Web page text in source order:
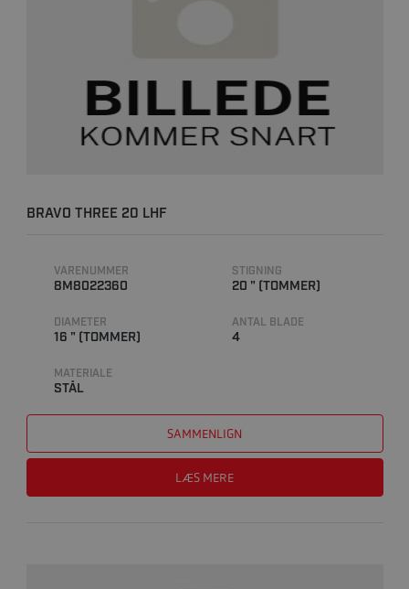
BRAVO THREE 20 LHF
VARENUMMER
8M8022360
STIGNING
20 " (TOMMER)
DIAMETER
16 " (TOMMER)
ANTAL BLADE
4
MATERIALE
STÅL
SAMMENLIGN
LÆS MERE